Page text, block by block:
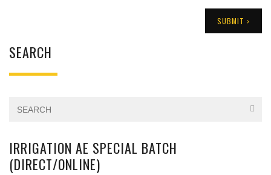
SEARCH
IRRIGATION AE SPECIAL BATCH
(DIRECT/ONLINE)